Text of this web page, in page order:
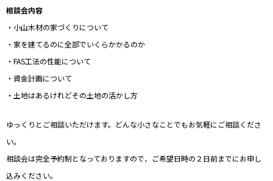
相談会内容
・小山木材の家づくりについて
・家を建てるのに全部でいくらかかるのか
・FAS工法の性能について
・資金計画について
・土地はあるけれどその土地の活かし方
ゆっくりとご相談いただけます。どんな小さなことでもお気軽にご相談くださ
い。
相談会は完全予約制となっておりますので、ご希望日時の２日前までにお申し
込みください。